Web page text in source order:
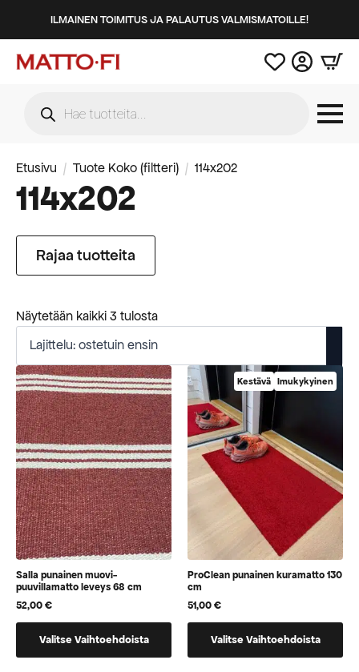
ILMAINEN TOIMITUS JA PALAUTUS VALMISMATOILLE!
search
Etusivu Tuote Koko (filtteri) 114x202
114x202
Rajaa tuotteita
Näytetään kaikki 3 tulostaSuosituimmat
Salla punainen muovi-
puuvillamatto leveys 68 cm
52,00€
Valitse Vaihtoehdoista
Kestävä Imukykyinen
ProClean punainen kuramatto 130
cm
51,00€
Valitse Vaihtoehdoista